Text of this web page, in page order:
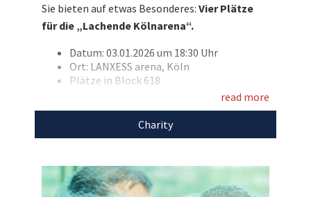
Sie mit Ihrem Gebot die Stiftung Lichterzellen.
Entdecken Sie bei uns auch
weitereeinzigartige Auktionen
Sie bieten auf etwas Besonderes: Vier Plätze
für die „Lachende Kölnarena“.
Datum: 03.01.2026 um 18:30 Uhr
Ort: LANXESS arena, Köln
Plätze in Block 618
Stiftung Lichterzellen.
read more
Charity